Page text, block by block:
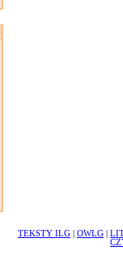
TEKSTY ILG OWLG